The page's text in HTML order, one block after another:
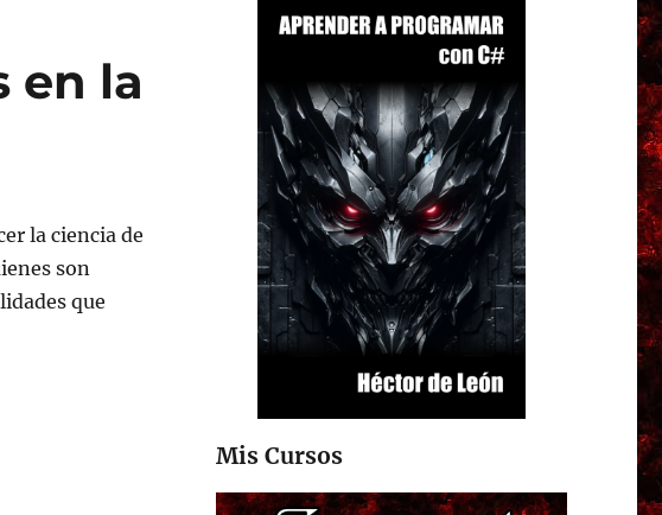
en la
la ciencia de
son
que
Mis Cursos